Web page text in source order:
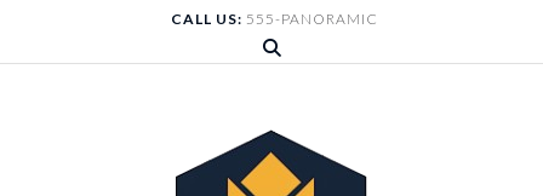
content
CALL US: 555-PANORAMIC